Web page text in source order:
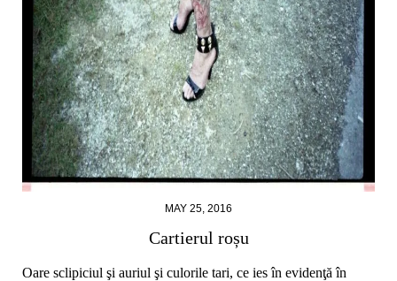
MAY 25, 2016
Cartierul roșu
Oare sclipiciul şi auriul şi culorile tari, ce ies în evidenţă în